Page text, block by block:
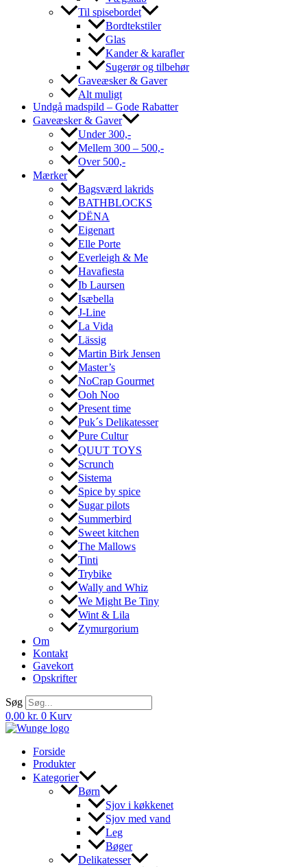
Til spisebordet
Bordtekstiler
Glas
Kander & karafler
Sugerør og tilbehør
Gaveæsker & Gaver
Alt muligt
Undgå madspild – Gode Rabatter
Gaveæsker & Gaver
Under 300,-
Mellem 300 – 500,-
Over 500,-
Mærker
Bagsværd lakrids
BATHBLOCKS
DËNA
Eigenart
Elle Porte
Everleigh & Me
Havafiesta
Ib Laursen
Isæbella
J-Line
La Vida
Lässig
Martin Birk Jensen
Master’s
NoCrap Gourmet
Ooh Noo
Present time
Puk´s Delikatesser
Pure Cultur
QUUT TOYS
Scrunch
Sistema
Spice by spice
Sugar pilots
Summerbird
Sweet kitchen
The Mallows
Tinti
Trybike
Wally and Whiz
We Might Be Tiny
Wint & Lila
Zymurgorium
Om
Kontakt
Gavekort
Opskrifter
Søg
0,00 kr. 0 Kurv
Forside
Produkter
Kategorier
Børn
Sjov i køkkenet
Sjov med vand
Leg
Bøger
Delikatesser